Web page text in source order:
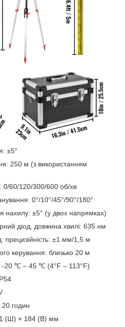
±5°
250 м (з використанням
0/60/120/300/600 об/хв
0°/10°/45°/90°/180°
нахилу:​ ±5°​ (у двох напрямках)
діод,​ довжина хвилі:​ 635 нм
прецизійність:​ ±1 мм/1,5 м
керування:​ близько 20 м
-20 ℃ –​ 45 ℃ (4°F –​ 113°F)
годин
(Ш)​ ×​ 184 (В)​ мм